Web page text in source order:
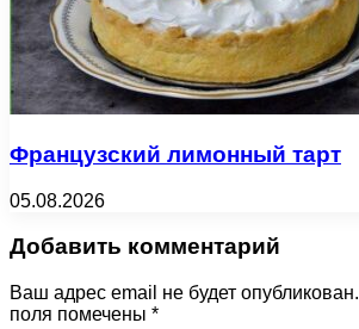
Французский лимонный тарт
05.08.2026
Добавить комментарий
Ваш адрес email не будет опубликован.
поля помечены *